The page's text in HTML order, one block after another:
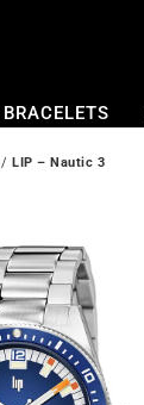
BRACELETS
/ LIP – Nautic 3